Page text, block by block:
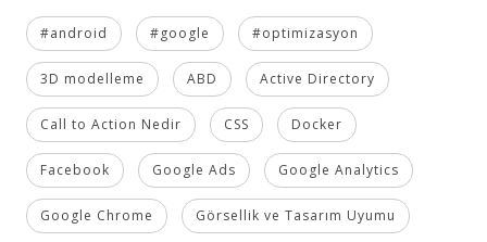
#android #google #optimizasyon
3D modelleme ABD Active Directory
Call to Action Nedir CSS Docker
Facebook Google Ads Google Analytics
Google Chrome Görsellik ve Tasarım Uyumu